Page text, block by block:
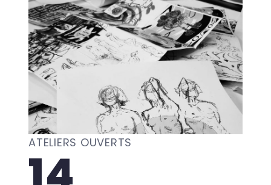
ATELIERS OUVERTS